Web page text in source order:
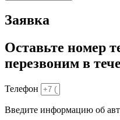
Заявка
Оставьте номер
перезвоним в
Телефон
Введите информацию об